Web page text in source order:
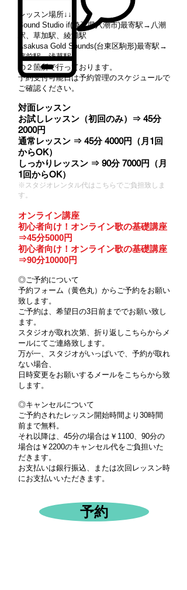
レッスン場所↓↓
Sound Studio if(埼玉県八潮市)最寄駅→八潮
駅、草加駅、綾瀬駅
Asakusa Gold Sounds(台東区駒形)最寄駅→
蔵前駅、浅草駅
​の２箇所で行っております。
​予約受付可能日は予約管理のスケジュールで
ご確認ください。
対面レッスン
お試しレッスン（初回のみ）⇒ 45分
2000円
通常レッスン ⇒ 45分 4000円（月1回
からOK）
しっかりレッスン ⇒ 90分 7000円（月
1回からOK）
※スタジオレンタル代はこちらでご負担致しま
す。
オンライン講座
初心者向け！オンライン歌の基礎講座
⇒45分5000円
初心者向け！オンライン歌の基礎講座
⇒90分10000円
◎ご予約について
予約フォーム（黄色丸）からご予約をお願い
致します。
​ご予約は、希望日の3日前まででお願い致し
ます。
スタジオが取れ次第、折り返しこちらからメ
ールにてご連絡致します。
万が一、スタジオがいっぱいで、予約が取れ
ない場合、
日時変更をお願いするメールをこちらから致
します。
◎キャンセルについて
ご予約されたレッスン開始時間より30時間
前まで無料。
それ以降は、 45分の場合は￥1100、90分の
場合は￥2200のキャンセル代をご負担いた
だきます。
​お支払いは銀行振込、または次回レッスン時
にお支払いいただきます。
予約